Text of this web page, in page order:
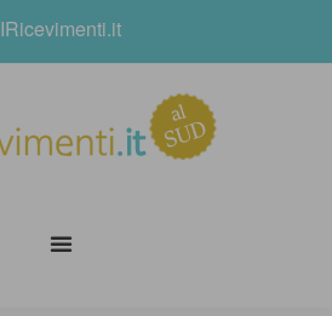
IRicevimenti.it